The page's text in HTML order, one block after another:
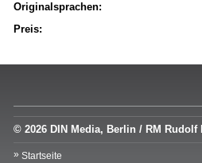
Originalsprachen:
Preis:
© 2026 DIN Media, Berlin / RM
Startseite